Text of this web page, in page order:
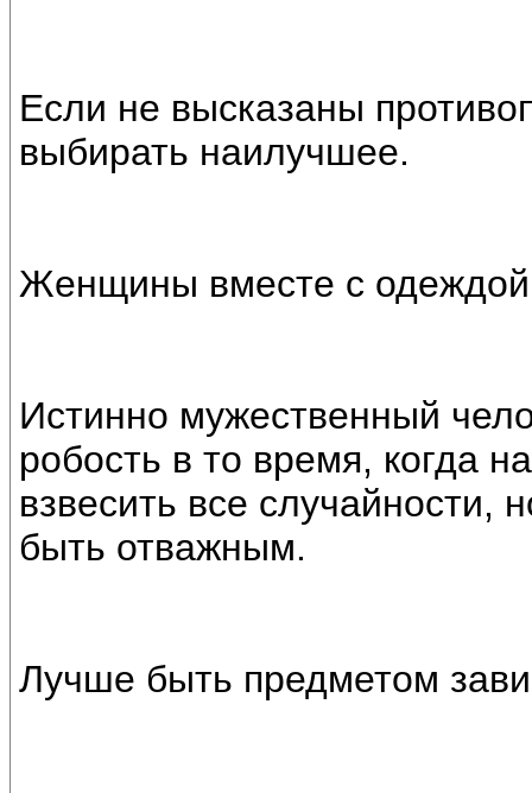
Если не высказаны
выбирать наилучшее.
Женщины вместе с одеждой
Истинно мужественный
робость в то время, когда
взвесить все случайности,
быть отважным.
Лучше быть предметом